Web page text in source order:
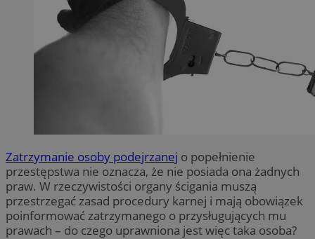
Zatrzymanie osoby podejrzanej o popełnienie
przestępstwa nie oznacza, że nie posiada ona żadnych
praw. W rzeczywistości organy ścigania muszą
przestrzegać zasad procedury karnej i mają obowiązek
poinformować zatrzymanego o przysługujących mu
prawach – do czego uprawniona jest więc taka osoba?